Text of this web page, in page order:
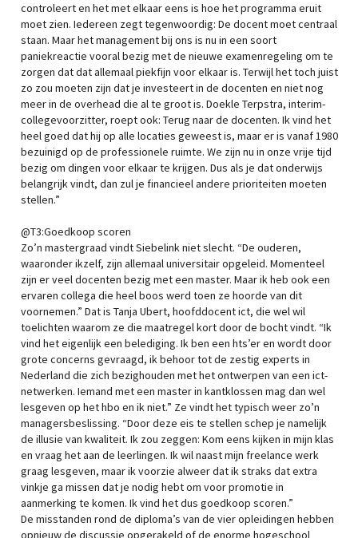
controleert en het met elkaar eens is hoe het programma eruit
moet zien. Iedereen zegt tegenwoordig: De docent moet centraal
staan. Maar het management bij ons is nu in een soort
paniekreactie vooral bezig met de nieuwe examenregeling om te
zorgen dat dat allemaal piekfijn voor elkaar is. Terwijl het toch juist
zo zou moeten zijn dat je investeert in de docenten en niet nog
meer in de overhead die al te groot is. Doekle Terpstra, interim-
collegevoorzitter, roept ook: Terug naar de docenten. Ik vind het
heel goed dat hij op alle locaties geweest is, maar er is vanaf 1980
bezuinigd op de professionele ruimte. We zijn nu in onze vrije tijd
bezig om dingen voor elkaar te krijgen. Dus als je dat onderwijs
belangrijk vindt, dan zul je financieel andere prioriteiten moeten
stellen.”
@T3:Goedkoop scoren
Zo’n mastergraad vindt Siebelink niet slecht. “De ouderen,
waaronder ikzelf, zijn allemaal universitair opgeleid. Momenteel
zijn er veel docenten bezig met een master. Maar ik heb ook een
ervaren collega die heel boos werd toen ze hoorde van dit
voornemen.” Dat is Tanja Ubert, hoofddocent ict, die wel wil
toelichten waarom ze die maatregel kort door de bocht vindt. “Ik
vind het eigenlijk een belediging. Ik ben een hts’er en wordt door
grote concerns gevraagd, ik behoor tot de zestig experts in
Nederland die zich bezighouden met het ontwerpen van een ict-
netwerken. Iemand met een master in kantklossen mag dan wel
lesgeven op het hbo en ik niet.” Ze vindt het typisch weer zo’n
managersbeslissing. “Door deze eis te stellen schep je namelijk
de illusie van kwaliteit. Ik zou zeggen: Kom eens kijken in mijn klas
en vraag het aan de leerlingen. Ik wil naast mijn freelance werk
graag lesgeven, maar ik voorzie alweer dat ik straks dat extra
vinkje ga missen dat je nodig hebt om voor promotie in
aanmerking te komen. Ik vind het dus goedkoop scoren.”
De misstanden rond de diploma’s van de vier opleidingen hebben
opnieuw de discussie opgerakeld of de enorme hogeschool